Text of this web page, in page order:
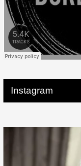
Instagram